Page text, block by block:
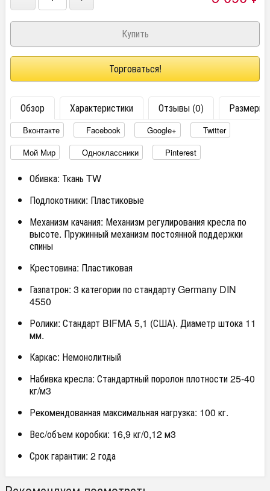
Торговаться!
Обзор Характеристики Отзывы (0) Размеры
Вконтакте Facebook Google+
Twitter
Мой Мир
Одноклассники Pinterest
Обивка: Ткань TW
Подлокотники: Пластиковые
Механизм качания: Механизм регулирования кресла по
высоте. Пружинный механизм постоянной поддержки
спины
Крестовина: Пластиковая
Газпатрон: 3 категории по стандарту Germany DIN
4550
Ролики: Стандарт BIFMA 5,1 (США). Диаметр штока 11
мм.
Каркас: Немонолитный
Набивка кресла: Стандартный поролон плотности 25-40
кг/м3
Рекомендованная максимальная нагрузка: 100 кг.
Вес/объем коробки: 16,9 кг/0,12 м3
Срок гарантии: 2 года